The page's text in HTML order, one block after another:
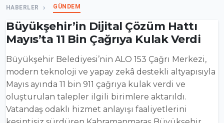
HABERLER GÜNDEM
Büyükşehir’in Dijital Çözüm Hattı
Mayıs’ta 11 Bin Çağrıya Kulak Verdi
Büyükşehir Belediyesi’nin ALO 153 Çağrı Merkezi,
modern teknoloji ve yapay zekâ destekli altyapısıyla
Mayıs ayında 11 bin 911 çağrıya kulak verdi ve
oluşturulan talepler ilgili birimlere aktarıldı.
Vatandaş odaklı hizmet anlayışı faaliyetlerini